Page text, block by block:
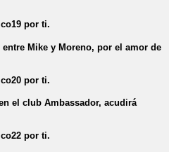
Mike y Moreno, por el amor de
el club Ambassador, acudirá